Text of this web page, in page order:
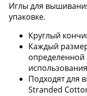
Иглы для
упаковке.
Круглый
Каждый размер
Подходят для
Stranded